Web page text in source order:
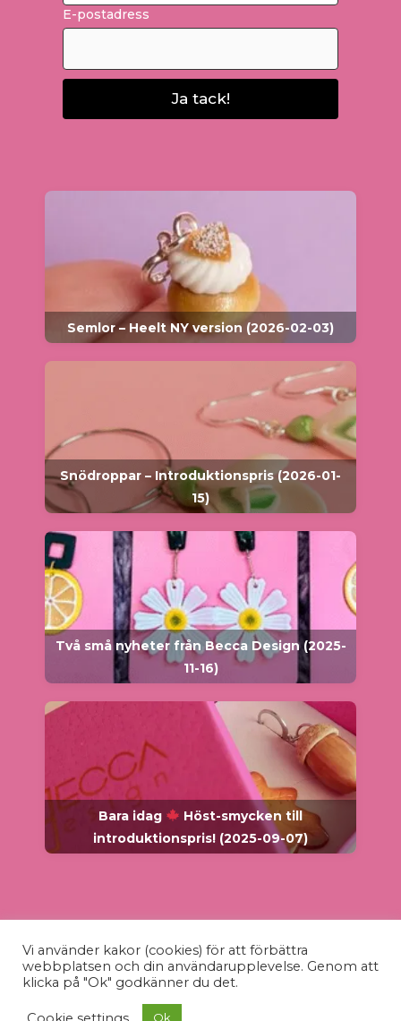
E-postadress
Ja tack!
Semlor – Heelt NY version (2026-02-03)
Snödroppar – Introduktionspris (2026-01-
15)
Två små nyheter från Becca Design (2025-
11-16)
Bara idag
Höst-smycken till
introduktionspris! (2025-09-07)
© Becca Design - 2026 - Unika
Vi använder kakor (cookies) för att förbättra
webbplatsen och din användarupplevelse. Genom att
klicka på "Ok" godkänner du det.
Ok